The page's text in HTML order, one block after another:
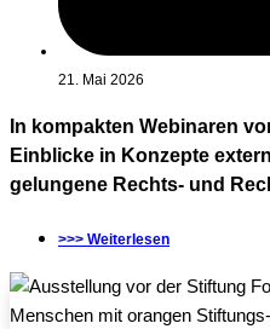
21. Mai 2026
In kompakten Webinaren
Einblicke in Konzepte
gelungene Rechts- und
>>> Weiterlesen